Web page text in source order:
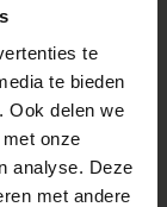
te
te bieden
Ook delen we
onze
analyse. Deze
met andere
en
hier.